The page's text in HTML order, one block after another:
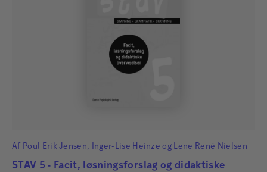
Af Poul Erik Jensen, Inger-Lise Heinze og Lene René Nielsen
STAV 5 - Facit, løsningsforslag og didaktiske